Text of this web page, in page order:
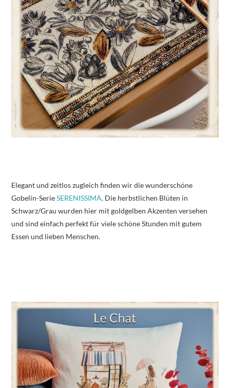
Elegant und zeitlos zugleich finden wir die wunderschöne
Gobelin-SerieSERENISSIMA. Die herbstlichen Blüten in
Schwarz/Grau wurden hier mit goldgelben Akzenten versehen
und sind einfach perfekt für viele schöne Stunden mit gutem
Essen und lieben Menschen.